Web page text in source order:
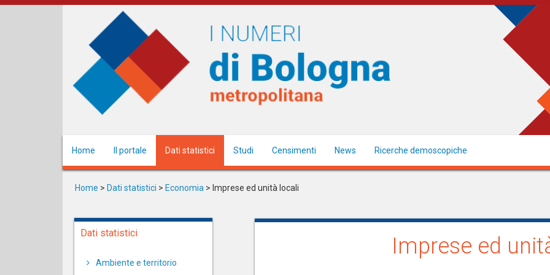
Salta
Home Il portale Dati statistici Studi Censimenti News Ricerche demoscopiche
Home > Dati statistici > Economia > Imprese ed unità locali
Dati statistici
Ambiente e territorio
Imprese ed